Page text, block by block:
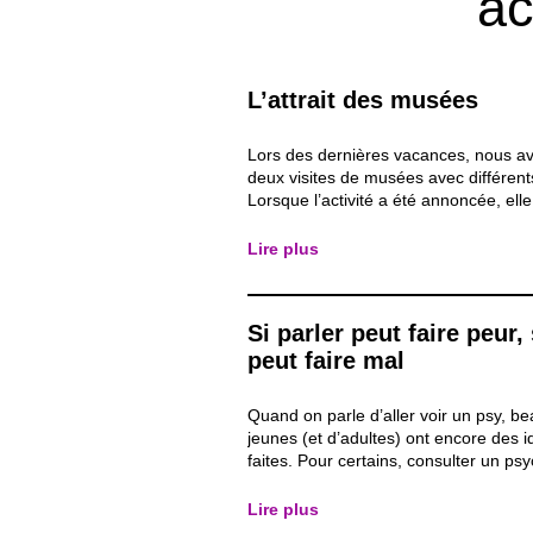
L’attrait des musées
Lors des dernières vacances, nous
deux visites de musées avec
Lorsque l’activité a été annoncée,
noooon », « ça va être nul » et autres
que...
Lire plus
Si parler peut faire peur,
peut faire mal
Quand on parle d’aller voir un psy,
jeunes (et d’adultes) ont encore des
faites. Pour certains, consulter un
seules les personnes “vraiment
Lire plus